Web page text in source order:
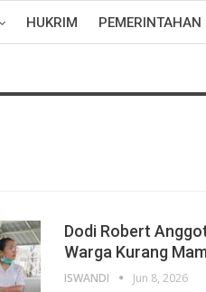
HUKRIM PEMERINTAHAN
Dodi Robert
Warga Kurang
ISWANDI Jun 8, 2026